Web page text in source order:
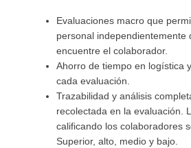
Evaluaciones macro que
personal independientemente
encuentre el colaborador.
Ahorro de tiempo en logística
cada evaluación.
Trazabilidad y análisis
recolectada en la evaluación.
calificando los colaboradores
Superior, alto, medio y bajo.